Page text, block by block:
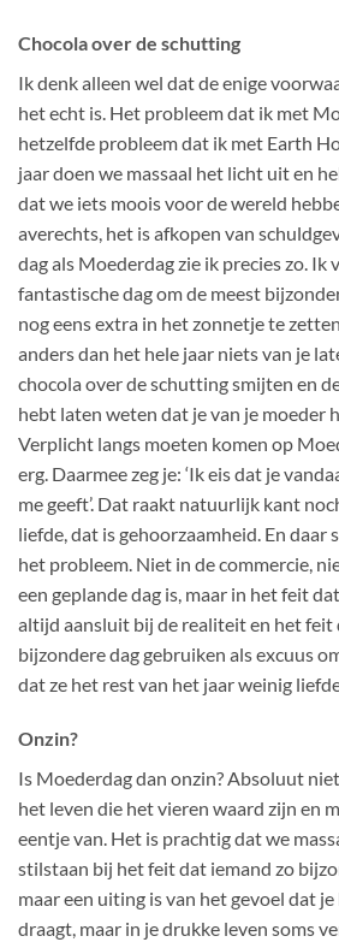
Chocola over de schutting
Ik denk alleen wel dat de enige
het echt is. Het probleem dat ik met
hetzelfde probleem dat ik met Earth
jaar doen we massaal het licht uit en
dat we iets moois voor de wereld
averechts, het is afkopen van
dag als Moederdag zie ik precies zo. Ik
fantastische dag om de meest
nog eens extra in het zonnetje te
anders dan het hele jaar niets van je
chocola over de schutting smijten en
hebt laten weten dat je van je moeder
Verplicht langs moeten komen op
erg. Daarmee zeg je: ‘Ik eis dat je
me geeft’. Dat raakt natuurlijk kant
liefde, dat is gehoorzaamheid. En daar
het probleem. Niet in de commercie,
een geplande dag is, maar in het feit
altijd aansluit bij de realiteit en het feit
bijzondere dag gebruiken als excuus
dat ze het rest van het jaar weinig
Onzin?
Is Moederdag dan onzin? Absoluut
het leven die het vieren waard zijn en
eentje van. Het is prachtig dat we
stilstaan bij het feit dat iemand zo
maar een uiting is van het gevoel dat
draagt, maar in je drukke leven soms